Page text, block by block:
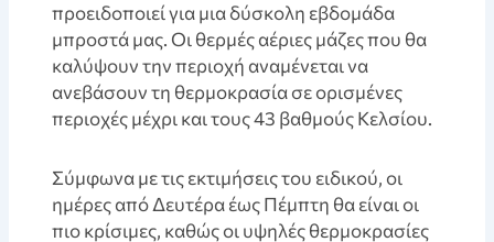
προειδοποιεί για μια δύσκολη εβδομάδα
μπροστά μας. Οι θερμές αέριες μάζες που θα
καλύψουν την περιοχή αναμένεται να
ανεβάσουν τη θερμοκρασία σε ορισμένες
περιοχές μέχρι και τους 43 βαθμούς Κελσίου.
Σύμφωνα με τις εκτιμήσεις του ειδικού, οι
ημέρες από Δευτέρα έως Πέμπτη θα είναι οι
πιο κρίσιμες, καθώς οι υψηλές θερμοκρασίες